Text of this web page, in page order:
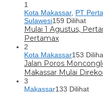
1
Kota Makassar, PT
Sulawesi159 Dilihat
Mulai 1 Agustus,
Pertamax
2
Kota Makassar153
Jalan Poros
Makassar Mulai
3
Makassar133 Dilihat